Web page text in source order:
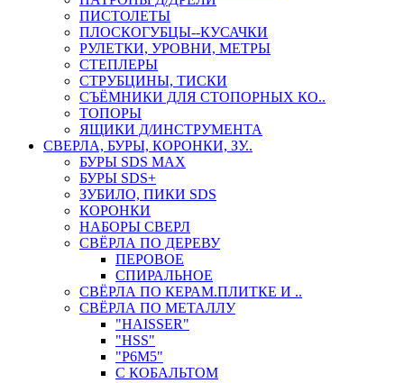
ПИСТОЛЕТЫ
ПЛОСКОГУБЦЫ--КУСАЧКИ
РУЛЕТКИ, УРОВНИ, МЕТРЫ
СТЕПЛЕРЫ
СТРУБЦИНЫ, ТИСКИ
СЪЁМНИКИ ДЛЯ СТОПОРНЫХ КО..
ТОПОРЫ
ЯЩИКИ Д/ИНСТРУМЕНТА
СВЕРЛА, БУРЫ, КОРОНКИ, ЗУ..
БУРЫ SDS MAX
БУРЫ SDS+
ЗУБИЛО, ПИКИ SDS
КОРОНКИ
НАБОРЫ СВЕРЛ
СВЁРЛА ПО ДЕРЕВУ
ПЕРОВОЕ
СПИРАЛЬНОЕ
СВЁРЛА ПО КЕРАМ.ПЛИТКЕ И ..
СВЁРЛА ПО МЕТАЛЛУ
"HAISSER"
"HSS"
"Р6М5"
С КОБАЛЬТОМ